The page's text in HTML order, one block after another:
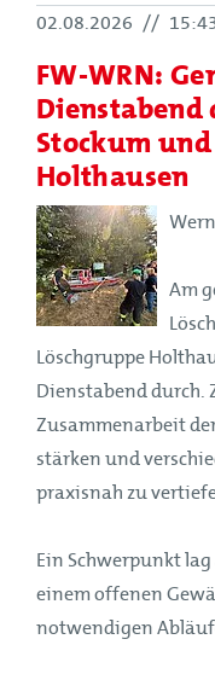
02.08.2026 //
FW-WRN:
Dienstabend
Stockum
Holthausen
Am
Löschgruppe
Dienstabend durch.
Zusammenarbeit
stärken und
praxisnah zu
Ein Schwerpunkt
einem offenen
notwendigen